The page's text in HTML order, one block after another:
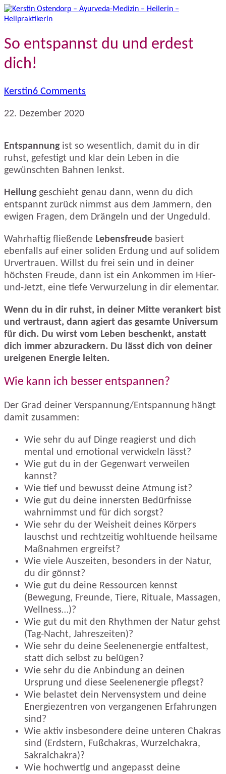
So entspannst du und erdest
dich!
Kerstin6 Comments
22. Dezember 2020
Entspannungist so wesentlich, damit du in dir
ruhst, gefestigt und klar dein Leben in die
gewünschten Bahnen lenkst.
Heilunggeschieht genau dann, wenn du dich
entspannt zurück nimmst aus dem Jammern, den
ewigen Fragen, dem Drängeln und der Ungeduld.
Wahrhaftig fließende Lebensfreude basiert
ebenfalls auf einer soliden Erdung und auf solidem
Urvertrauen. Willst du frei sein und in deiner
höchsten Freude, dann ist ein Ankommen im Hier-
und-Jetzt, eine tiefe Verwurzelung in dir elementar.
Wenn du in dir ruhst, in deiner Mitte verankert bist
und vertraust, dann agiert das gesamte Universum
für dich. Du wirst vom Leben beschenkt, anstatt
dich immer abzurackern. Du lässt dich von deiner
ureigenen Energie leiten.
Wie kann ich besser entspannen?
Der Grad deiner Verspannung/Entspannung hängt
damit zusammen:
Wie sehr du auf Dinge reagierst und dich
mental und emotional verwickeln lässt?
Wie gut du in der Gegenwart verweilen
kannst?
Wie tief und bewusst deine Atmung ist?
Wie gut du deine innersten Bedürfnisse
wahrnimmst und für dich sorgst?
Wie sehr du der Weisheit deines Körpers
lauschst und rechtzeitig wohltuende heilsame
Maßnahmen ergreifst?
Wie viele Auszeiten, besonders in der Natur,
du dir gönnst?
Wie gut du deine Ressourcen kennst
(Bewegung, Freunde, Tiere, Rituale, Massagen,
Wellness…)?
Wie gut du mit den Rhythmen der Natur gehst
(Tag-Nacht, Jahreszeiten)?
Wie sehr du deine Seelenenergie entfaltest,
statt dich selbst zu belügen?
Wie sehr du die Anbindung an deinen
Ursprung und diese Seelenenergie pflegst?
Wie belastet dein Nervensystem und deine
Energiezentren von vergangenen Erfahrungen
sind?
Wie aktiv insbesondere deine unteren Chakras
sind (Erdstern, Fußchakras, Wurzelchakra,
Sakralchakra)?
Wie hochwertig und angepasst deine